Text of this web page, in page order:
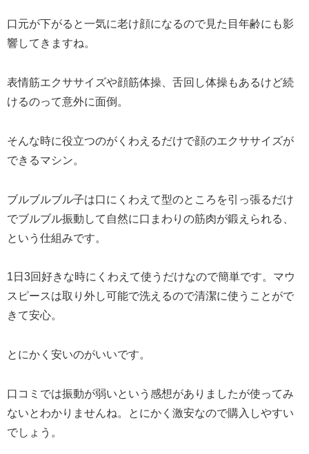
口元が下がると一気に老け顔になるので見た目年齢にも影
響してきますね。
表情筋エクササイズや顔筋体操、舌回し体操もあるけど続
けるのって意外に面倒。
そんな時に役立つのがくわえるだけで顔のエクササイズが
できるマシン。
ブルブルブル子は口にくわえて型のところを引っ張るだけ
でブルブル振動して自然に口まわりの筋肉が鍛えられる、
という仕組みです。
1日3回好きな時にくわえて使うだけなので簡単です。マウ
スピースは取り外し可能で洗えるので清潔に使うことがで
きて安心。
とにかく安いのがいいです。
口コミでは振動が弱いという感想がありましたが使ってみ
ないとわかりませんね。とにかく激安なので購入しやすい
でしょう。